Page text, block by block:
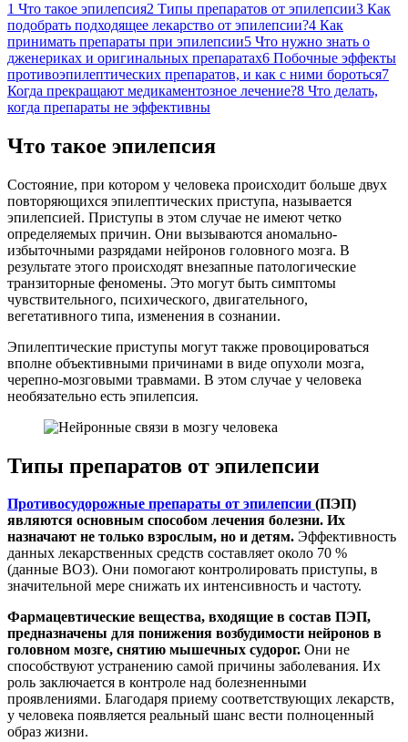
1 Что такое эпилепсия2 Типы препаратов от эпилепсии3 Как
подобрать подходящее лекарство от эпилепсии?4 Как
принимать препараты при эпилепсии5 Что нужно знать о
дженериках и оригинальных препаратах6 Побочные эффекты
противоэпилептических препаратов, и как с ними бороться7
Когда прекращают медикаментозное лечение?8 Что делать,
когда препараты не эффективны
Что такое эпилепсия
Состояние, при котором у человека происходит больше двух
повторяющихся эпилептических приступа, называется
эпилепсией. Приступы в этом случае не имеют четко
определяемых причин. Они вызываются аномально-
избыточными разрядами нейронов головного мозга. В
результате этого происходят внезапные патологические
транзиторные феномены. Это могут быть симптомы
чувствительного, психического, двигательного,
вегетативного типа, изменения в сознании.
Эпилептические приступы могут также провоцироваться
вполне объективными причинами в виде опухоли мозга,
черепно-мозговыми травмами. В этом случае у человека
необязательно есть эпилепсия.
Типы препаратов от эпилепсии
Противосудорожные препараты от эпилепсии (ПЭП)
являются основным способом лечения болезни. Их
назначают не только взрослым, но и детям. Эффективность
данных лекарственных средств составляет около 70 %
(данные ВОЗ). Они помогают контролировать приступы, в
значительной мере снижать их интенсивность и частоту.
Фармацевтические вещества, входящие в состав ПЭП,
предназначены для понижения возбудимости нейронов в
головном мозге, снятию мышечных судорог. Они не
способствуют устранению самой причины заболевания. Их
роль заключается в контроле над болезненными
проявлениями. Благодаря приему соответствующих лекарств,
у человека появляется реальный шанс вести полноценный
образ жизни.